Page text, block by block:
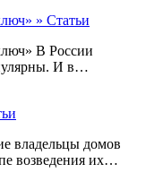
» Статьи
В России
И в…
владельцы домов
возведения их…